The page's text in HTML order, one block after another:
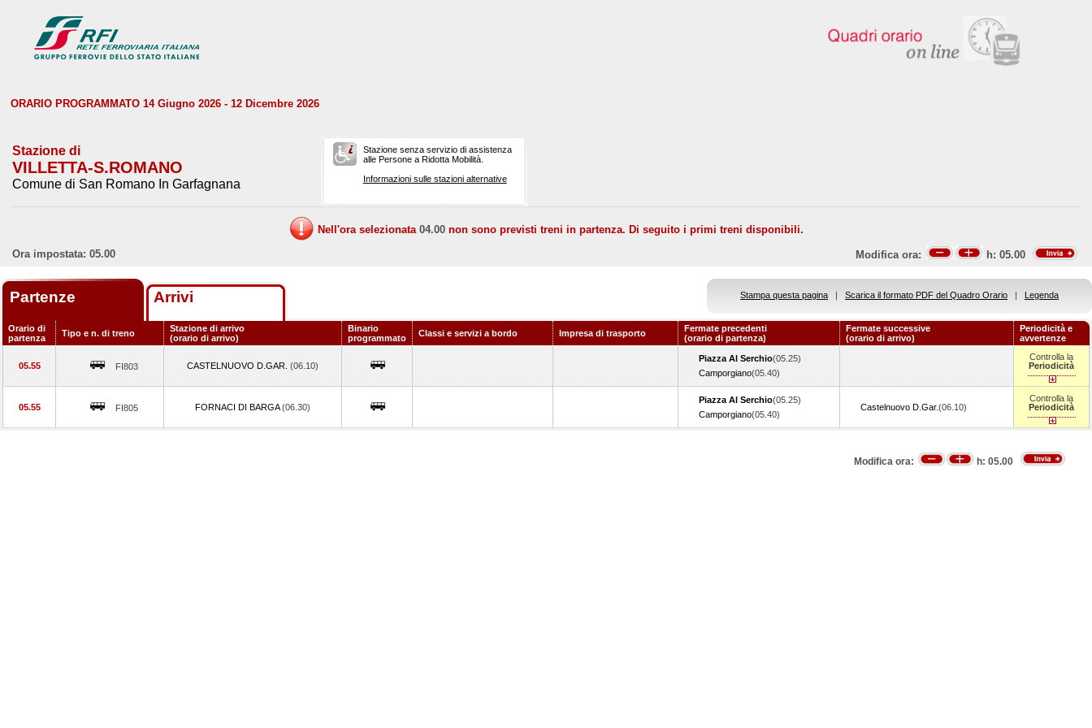
ORARIO PROGRAMMATO 14 Giugno 2026 - 12 Dicembre 2026
Stazione di
VILLETTA-S.ROMANO
Comune di San Romano In Garfagnana
Stazione senza servizio di assistenza
alle Persone a Ridotta Mobilità.
Informazioni sulle stazioni alternative
Nell'ora selezionata 04.00 non sono previsti treni in partenza. Di seguito i primi treni disponibili.
Ora impostata: 05.00
Modifica ora: h: 05.00
Partenze Arrivi Stampa questa pagina | Scarica il formato PDF del Quadro Orario | Legenda
Orario di
partenza
Tipo e n. di treno
Stazione di arrivo
(orario di arrivo)
Binario
programmato
Classi e servizi a bordo Impresa di trasporto
Fermate precedenti
(orario di partenza)
Fermate successive
(orario di arrivo)
Periodicità e
avvertenze
05.55 FI803 CASTELNUOVO D.GAR. (06.10)
Piazza Al Serchio(05.25)
Camporgiano(05.40)
Controlla la
Periodicità
05.55 FI805 FORNACI DI BARGA(06.30)
Piazza Al Serchio(05.25)
Camporgiano(05.40)
Castelnuovo D.Gar.(06.10)
Controlla la
Periodicità
Modifica ora: h: 05.00